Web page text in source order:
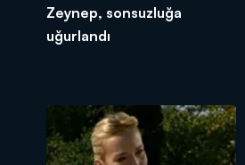
Zeynep, sonsuzluğa
uğurlandı